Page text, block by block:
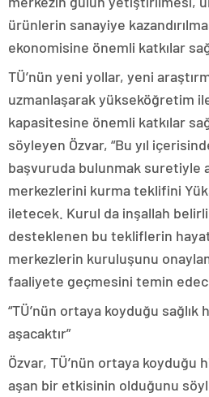
ürünlerin sanayiye
ekonomisine önemli katkılar
TÜ’nün yeni yollar, yeni
uzmanlaşarak yükseköğretim
kapasitesine önemli katkılar
söyleyen Özvar, “Bu yıl
başvuruda bulunmak suretiyle
merkezlerini kurma teklifini
iletecek. Kurul da inşallah
desteklenen bu tekliflerin
merkezlerin kuruluşunu
faaliyete geçmesini temin
“TÜ’nün ortaya koyduğu sağlık
aşacaktır”
Özvar, TÜ’nün ortaya koyduğu
aşan bir etkisinin olduğunu